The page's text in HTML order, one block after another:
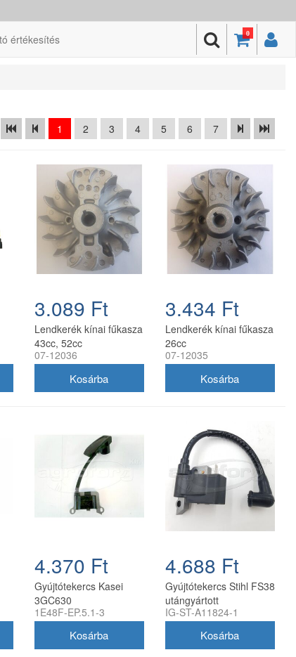
0
értékesítés
1 2 3 4 5 6 7
3.089 Ft
Lendkerék kínai fűkasza
43cc, 52cc
07-12036
3.434 Ft
Lendkerék kínai fűkasza
26cc
07-12035
4.370 Ft
Gyújtótekercs Kasei
3GC630
1E48F-EP.5.1-3
4.688 Ft
Gyújtótekercs Stihl FS38
utángyártott
IG-ST-A11824-1